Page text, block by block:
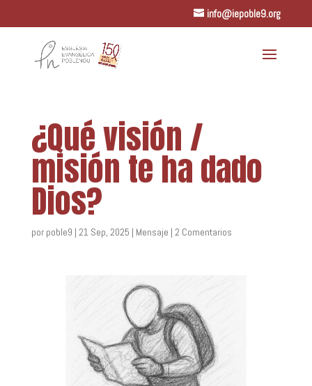
info@iepoble9.org
¿Qué visión /
misión te ha dado
Dios?
por poble9 | 21 Sep, 2025 | Mensaje | 2 Comentarios